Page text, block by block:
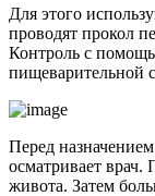
Для этого
проводят прокол
Контроль с
пищеварительной
Перед
осматривает врач.
живота. Затем